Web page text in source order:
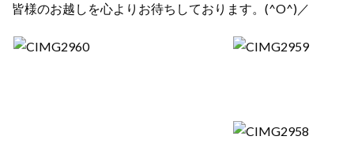
皆様のお越しを心よりお待ちしております。(^O^)／